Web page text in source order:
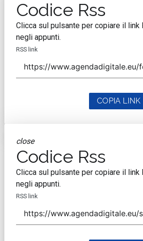
Codice Rss
Clicca sul pulsante per copiare il link
negli appunti.
RSS link
COPIA LINK
close
Codice Rss
Clicca sul pulsante per copiare il link
negli appunti.
RSS link